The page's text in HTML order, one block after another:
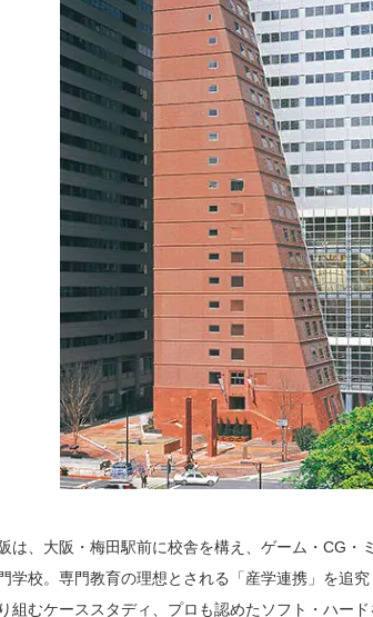
は、大阪・梅田駅前に校舎を構え、ゲーム・CG・
学校。専門教育の理想とされる「産学連携」を追
組むケーススタディ、プロも認めたソフト・ハー